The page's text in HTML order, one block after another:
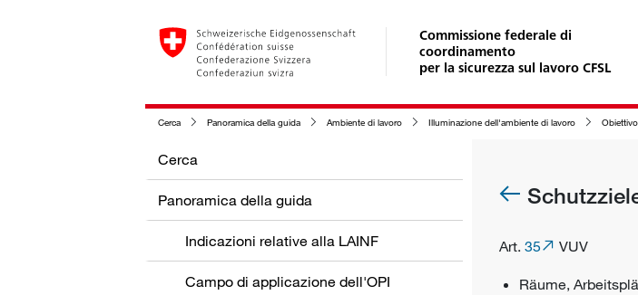
Commissione federale di
coordinamento
per la sicurezza sul lavoro CFSL
Cerca Panoramica della guida Ambiente di lavoro Illuminazione dell'ambiente di lavoro Obiettivo
Cerca
Panoramica della guida
Indicazioni relative alla LAINF
Campo di applicazione dell'OPI
Art. 35 VUV
Räume,